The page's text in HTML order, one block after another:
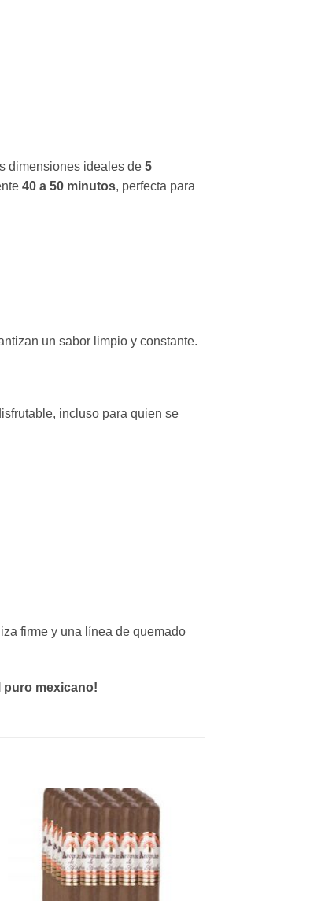
dimensiones ideales de 5
40 a 50 minutos, perfecta para
un sabor limpio y constante.
incluso para quien se
firme y una línea de quemado
puro mexicano!
lista de
deseos